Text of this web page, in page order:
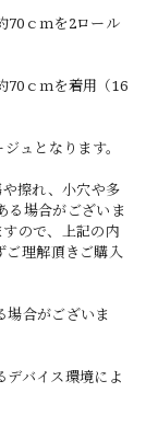
ｃｍを2ロール
ｃｍを着用（16
ュとなります。
擦れ、小穴や多
る場合がございま
ので、上記の内
理解頂きご購入
合がございま
バイス環境によ